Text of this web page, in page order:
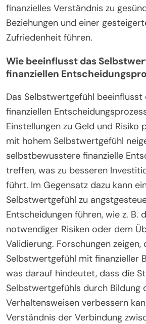
finanzielles Verständnis zu
Beziehungen und einer
Zufriedenheit führen.
Wie beeinflusst das
finanziellen
Das Selbstwertgefühl
finanziellen
Einstellungen zu Geld und Risiko
mit hohem Selbstwertgefühl
selbstbewusstere finanzielle
treffen, was zu besseren
führt. Im Gegensatz dazu kann
Selbstwertgefühl zu
Entscheidungen führen, wie z. B.
notwendiger Risiken oder dem
Validierung. Forschungen zeigen,
Selbstwertgefühl mit finanzieller
was darauf hindeutet, dass die
Selbstwertgefühls durch Bildung
Verhaltensweisen verbessern
Verständnis der Verbindung